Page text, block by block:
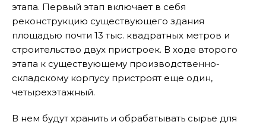
этапа. Первый этап включает в себя
реконструкцию существующего здания
площадью почти 13 тыс. квадратных метров и
строительство двух пристроек. В ходе второго
этапа к существующему производственно-
складскому корпусу пристроят еще один,
четырехэтажный.
В нем будут хранить и обрабатывать сырье для